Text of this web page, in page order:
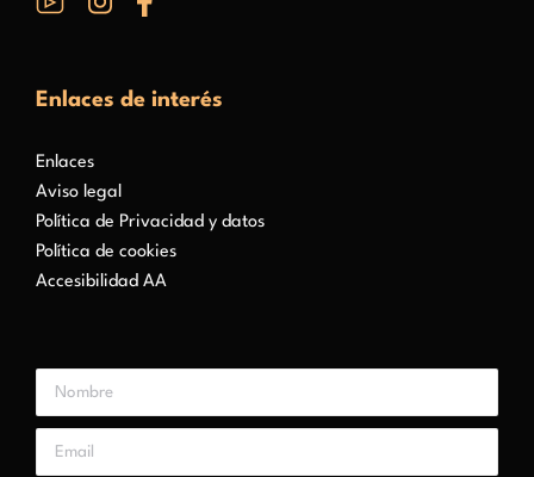
Enlaces de interés
Enlaces
Aviso legal
Política de Privacidad y datos
Política de cookies
Accesibilidad AA